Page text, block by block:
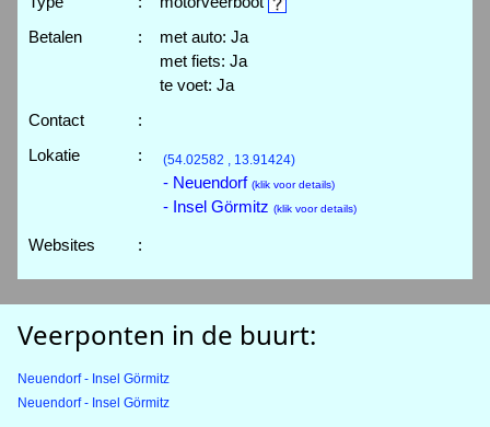
Betalen
:
met auto: Ja
met fiets: Ja
te voet: Ja
Contact
:
Lokatie
: (54.02582 , 13.91424)
- Neuendorf (klik voor details)
- Insel Görmitz (klik voor details)
Websites :
Veerponten in de buurt:
Neuendorf - Insel Görmitz
Neuendorf - Insel Görmitz